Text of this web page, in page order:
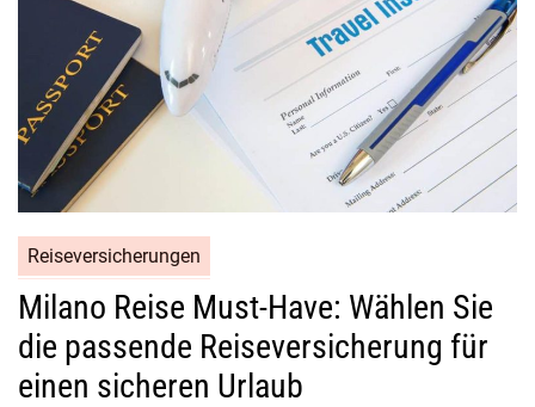
Reiseversicherungen
Milano Reise Must-Have: Wählen Sie
die passende Reiseversicherung für
einen sicheren Urlaub